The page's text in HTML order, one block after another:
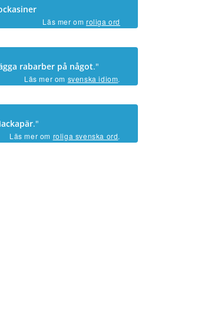
Läs mer om roliga ord
rabarber på något."
Läs mer om svenska idiom.
."
Läs mer om roliga svenska ord.